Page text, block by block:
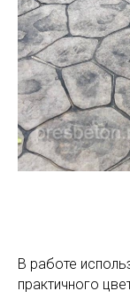
В работе
практичного